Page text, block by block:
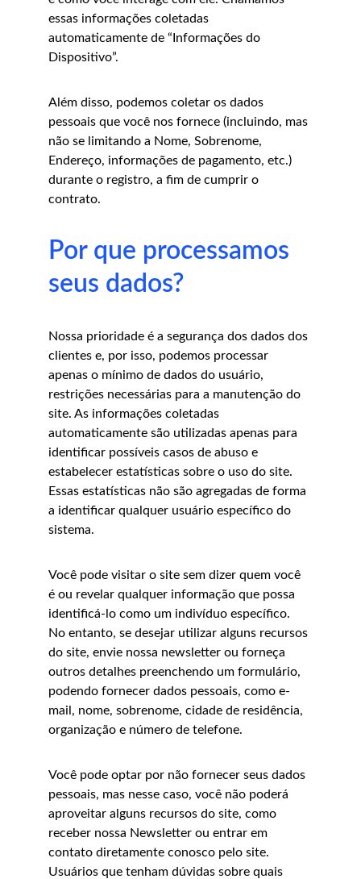
essas informações coletadas
automaticamente de “Informações do
Dispositivo”.
Além disso, podemos coletar os dados
pessoais que você nos fornece (incluindo, mas
não se limitando a Nome, Sobrenome,
Endereço, informações de pagamento, etc.)
durante o registro, a fim de cumprir o
contrato.
Por que processamos
seus dados?
Nossa prioridade é a segurança dos dados dos
clientes e, por isso, podemos processar
apenas o mínimo de dados do usuário,
restrições necessárias para a manutenção do
site. As informações coletadas
automaticamente são utilizadas apenas para
identificar possíveis casos de abuso e
estabelecer estatísticas sobre o uso do site.
Essas estatísticas não são agregadas de forma
a identificar qualquer usuário específico do
sistema.
Você pode visitar o site sem dizer quem você
é ou revelar qualquer informação que possa
identificá-lo como um indivíduo específico.
No entanto, se desejar utilizar alguns recursos
do site, envie nossa newsletter ou forneça
outros detalhes preenchendo um formulário,
podendo fornecer dados pessoais, como e-
mail, nome, sobrenome, cidade de residência,
organização e número de telefone.
Você pode optar por não fornecer seus dados
pessoais, mas nesse caso, você não poderá
aproveitar alguns recursos do site, como
receber nossa Newsletter ou entrar em
contato diretamente conosco pelo site.
Usuários que tenham dúvidas sobre quais